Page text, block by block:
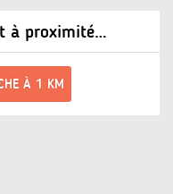
à proximité…
À 1 KM